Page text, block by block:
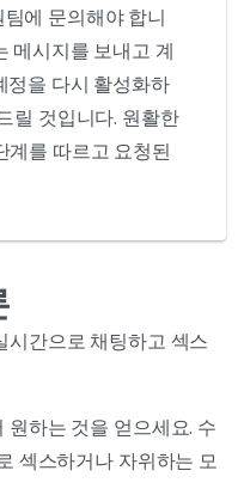
에 문의해야 합니
메시지를 보내고 계
정을 다시 활성화하
릴 것입니다. 원활한
계를 따르고 요청된
시간으로 채팅하고 섹스
하는 것을 얻으세요. 수
섹스하거나 자위하는 모